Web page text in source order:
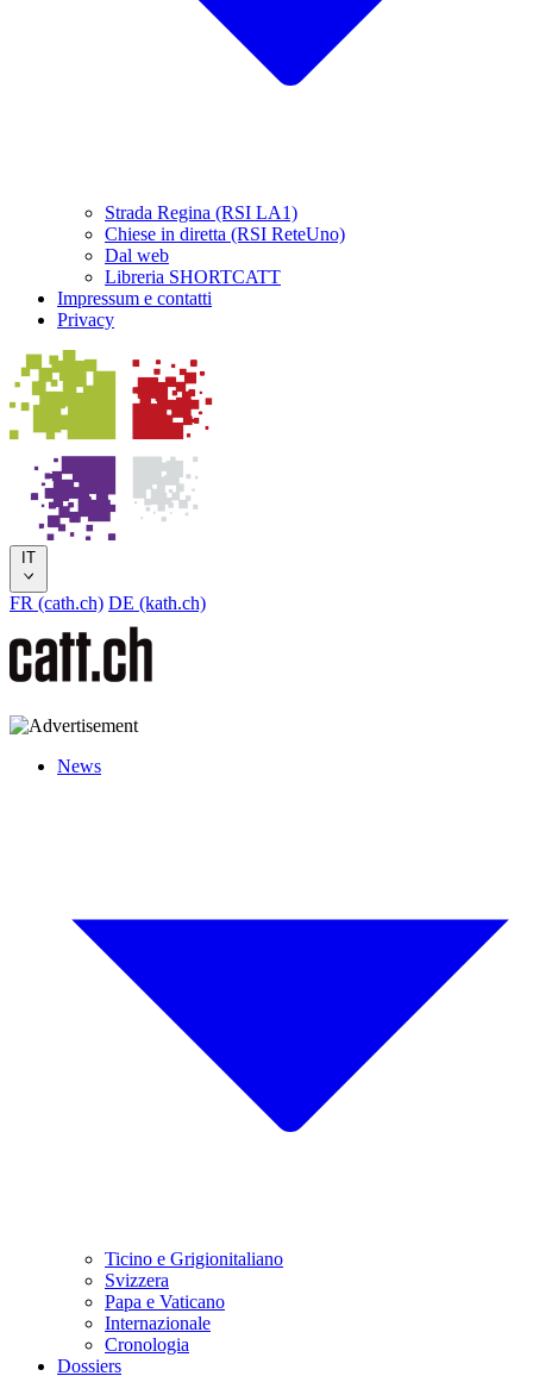
Strada Regina (RSI LA1)
Chiese in diretta (RSI ReteUno)
Dal web
Libreria SHORTCATT
Impressum e contatti
Privacy
IT
FR (cath.ch) DE (kath.ch)
News
Ticino e Grigionitaliano
Svizzera
Papa e Vaticano
Internazionale
Cronologia
Dossiers